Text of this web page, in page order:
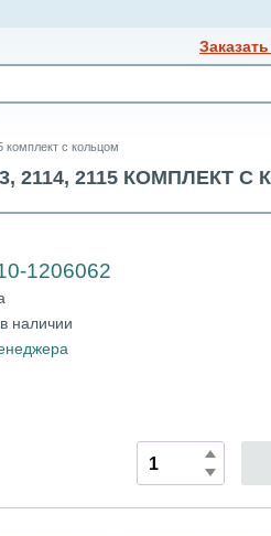
комплект с кольцом
2114, 2115 КОМПЛЕКТ С
1206062
наличии